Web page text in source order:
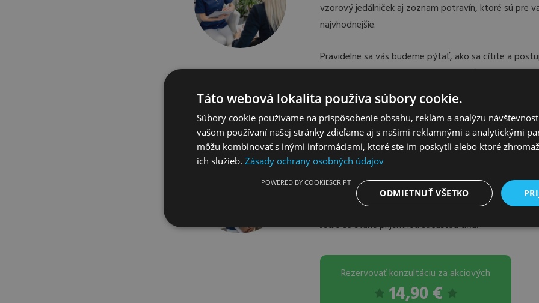
vzorový jedálniček aj zoznam potravín, ktoré sú pre
najvhodnejšie.
Pravidelne sa vás budeme pýtať, ako sa cítite a
stravovací režim, ktorý vás bude baviť a dlhodobo
Budete zdravý aj bez našej pomoci
potraviny kombinovať tak, aby vás už tráviace
Jedlo sa stane príjemnou súčasťou dňa.
Rezervovať konzultáciu za akciových
14,90 €
Táto webová lokalita používa súbory cookie.
Súbory cookie používame na prispôsobenie obsahu, reklám a analýzu
vašom používaní našej stránky zdieľame aj s našimi reklamnými a analytickými
môžu kombinovať s inými informáciami, ktoré ste im poskytli alebo ktoré
ich služieb. Zásady ochrany osobných údajov
ODMIETNUŤ VŠETKO
POWERED BY COOKIESCRIPT